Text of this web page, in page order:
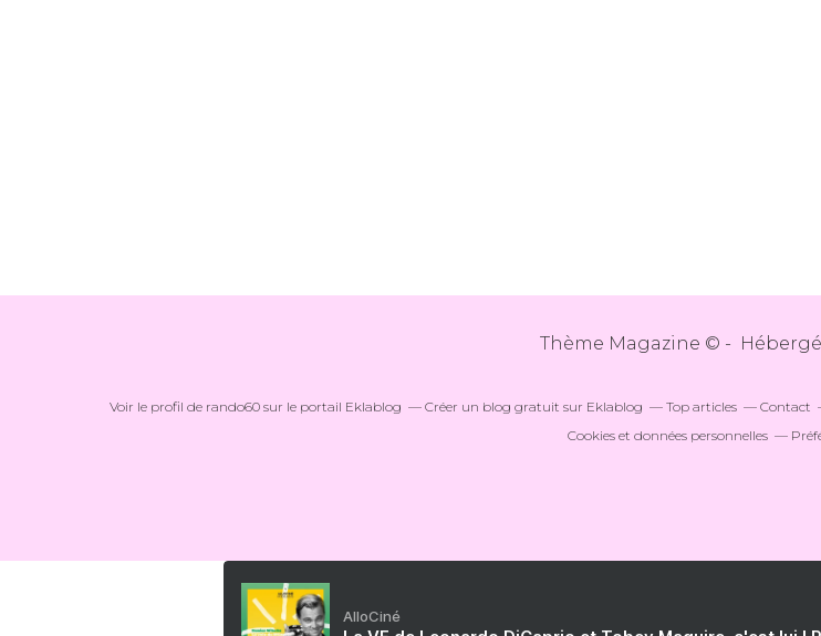
Thème Magazine © -
Voir le profil de rando60sur le portail Eklablog Créer un blog gratuit sur Eklablog Top articles Contact
Cookies et données personnelles
AlloCiné